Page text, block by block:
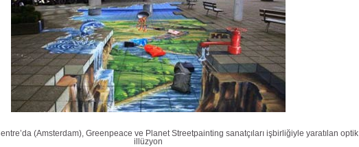
(Amsterdam), Greenpeace ve Planet Streetpainting sanatçıları işbirliğiyle yaratılan optik
illüzyon